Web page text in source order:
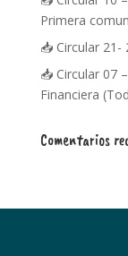
Primera
📥 Circular 21-
📥 Circular 07
Financiera
Comentarios